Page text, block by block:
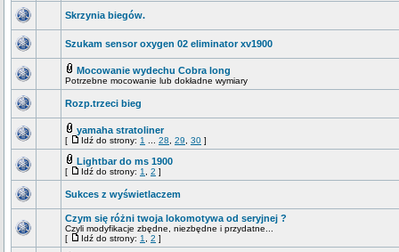
Skrzynia biegów.
Szukam sensor oxygen 02 eliminator xv1900
Mocowanie wydechu Cobra long
Potrzebne mocowanie lub dokładne wymiary
Rozp.trzeci bieg
yamaha stratoliner
[ Idź do strony: 1 28 29 30 ]
Lightbar do ms 1900
[ Idź do strony: 1 2 ]
Sukces z wyświetlaczem
Czym się różni twoja lokomotywa od seryjnej ?
Czyli modyfikacje zbędne, niezbędne i przydatne...
[
Idź do strony: 1 2 ]